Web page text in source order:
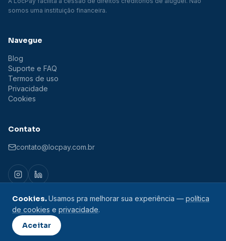
somos uma instituição financeira.
Navegue
Blog
Suporte e FAQ
Termos de uso
Privacidade
Cookies
Contato
contato@locpay.com.br
© 2026 LocPay. Todos os direitos reservados.
LOCPAY LTDA. · CNPJ 55.961.612/0001-32
Cookies.Usamos pra melhorar sua experiência — política
de cookies e privacidade.
Aceitar